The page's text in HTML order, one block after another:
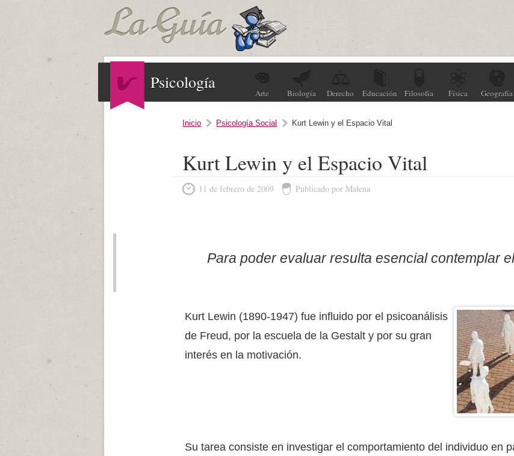
Psicología
Arte Biología Derecho Educación Filosofía Física Geografía
Inicio Psicología Social Kurt Lewin y el Espacio Vital
Kurt Lewin y el Espacio Vital
11 de febrero de 2009 Publicado por Malena
Para poder evaluar resulta esencial contemplar
Kurt Lewin (1890-1947) fue influido por el psicoanálisis
de Freud, por la escuela de la Gestalt y por su gran
interés en la motivación.
Su tarea consiste en investigar el comportamiento del individuo en